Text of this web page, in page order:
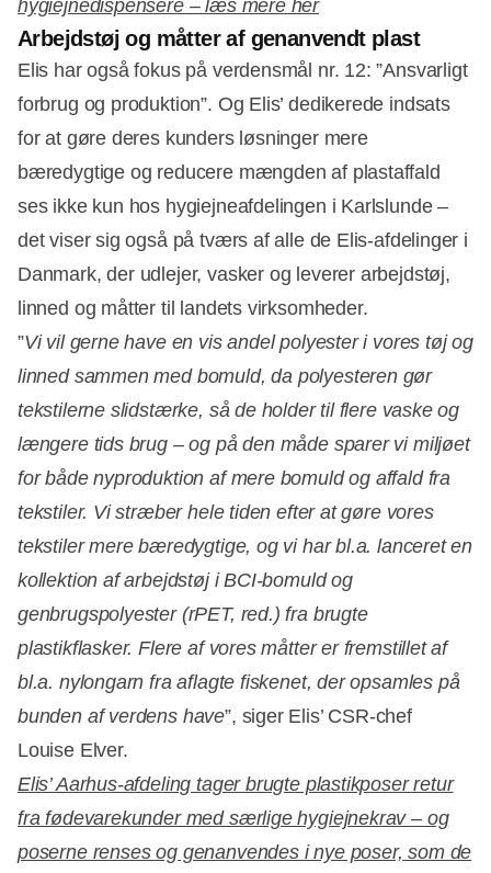
hygiejnedispensere – læs mere her
Arbejdstøj og måtter af genanvendt plast
Elis har også fokus på verdensmål nr. 12: ”Ansvarligt
forbrug og produktion”. Og Elis’ dedikerede indsats
for at gøre deres kunders løsninger mere
bæredygtige og reducere mængden af plastaffald
ses ikke kun hos hygiejneafdelingen i Karlslunde –
det viser sig også på tværs af alle de Elis-afdelinger i
Danmark, der udlejer, vasker og leverer arbejdstøj,
linned og måtter til landets virksomheder.
”Vi vil gerne have en vis andel polyester i vores tøj og
linned sammen med bomuld, da polyesteren gør
tekstilerne slidstærke, så de holder til flere vaske og
længere tids brug – og på den måde sparer vi miljøet
for både nyproduktion af mere bomuld og affald fra
tekstiler. Vi stræber hele tiden efter at gøre vores
tekstiler mere bæredygtige, og vi har bl.a. lanceret en
kollektion af arbejdstøj i BCI-bomuld og
genbrugspolyester (rPET, red.) fra brugte
plastikflasker. Flere af vores måtter er fremstillet af
bl.a. nylongarn fra aflagte fiskenet, der opsamles på
bunden af verdens have”, siger Elis’ CSR-chef
Louise Elver.
Elis’ Aarhus-afdeling tager brugte plastikposer retur
fra fødevarekunder med særlige hygiejnekrav – og
poserne renses og genanvendes i nye poser, som de